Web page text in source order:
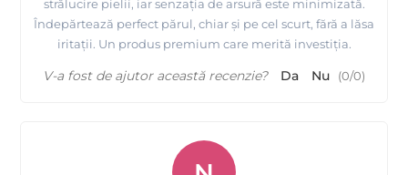
strălucire pielii, iar senzația de arsură este minimizată.
Îndepărtează perfect părul, chiar și pe cel scurt, fără a lăsa
iritații. Un produs premium care merită investiția.
V-a fost de ajutor această recenzie? Da Nu (0/0)